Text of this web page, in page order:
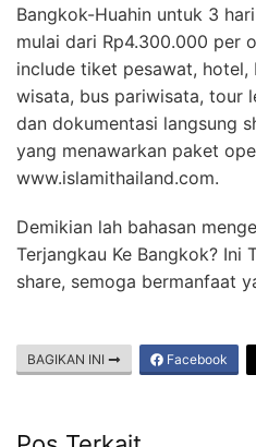
Bangkok-Huahin untuk 3
mulai dari Rp4.300.000 per
include tiket pesawat, hotel,
wisata, bus pariwisata, tour
dan dokumentasi langsung
yang menawarkan paket
www.islamithailand.com.
Demikian lah bahasan
Terjangkau Ke Bangkok? Ini
share, semoga bermanfaat
BAGIKAN INI Facebook